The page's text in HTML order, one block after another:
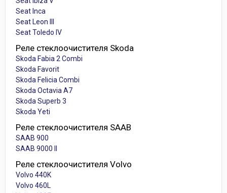
Seat Inca
Seat Leon III
Seat Toledo IV
Реле стеклоочистителя Skoda
Skoda Fabia 2 Combi
Skoda Favorit
Skoda Felicia Combi
Skoda Octavia A7
Skoda Superb 3
Skoda Yeti
Реле стеклоочистителя SAAB
SAAB 900
SAAB 9000 II
Реле стеклоочистителя Volvo
Volvo 440K
Volvo 460L